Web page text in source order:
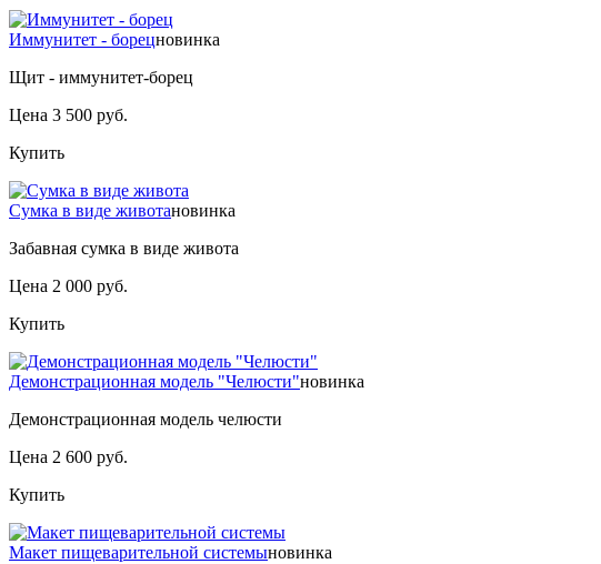
Иммунитет - борецновинка
Щит - иммунитет-борец
Цена 3 500 руб.
Купить
Сумка в виде животановинка
Забавная сумка в виде живота
Цена 2 000 руб.
Купить
Демонстрационная модель "Челюсти"новинка
Демонстрационная модель челюсти
Цена 2 600 руб.
Купить
Макет пищеварительной системыновинка